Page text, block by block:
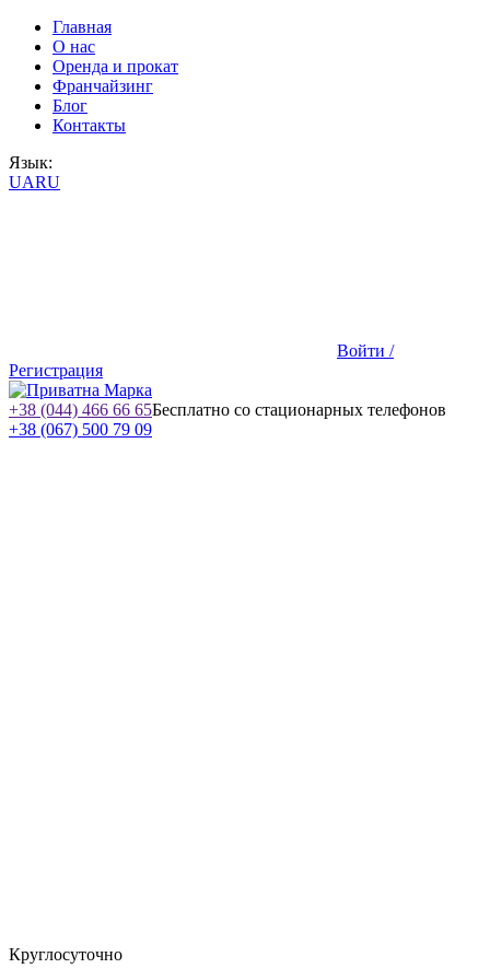
Главная
О нас
Оренда и прокат
Франчайзинг
Блог
Контакты
Язык:
UARU
Войти /
Регистрация
+38 (044) 466 66 65Бесплатно со стационарных телефонов
+38 (067) 500 79 09
Круглосуточно